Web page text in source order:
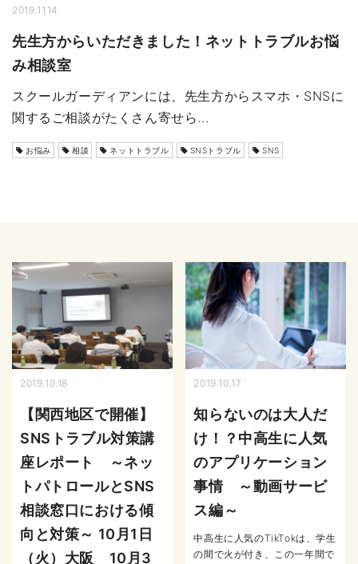
2019.11.14
先生方からいただきました！ネットトラブルお悩
み相談室
スクールガーディアンには、先生方からスマホ・SNSに
関するご相談がたくさん寄せら...
お悩み 相談 ネットトラブル SNSトラブル SNS
2019.10.18
【関西地区で開催】
SNSトラブル対策講
座レポート ～ネッ
トパトロールとSNS
相談窓口における傾
向と対策～ 10月1日
（火）大阪 10月3
2019.10.17
知らないのは大人だ
け！？中高生に人気
のアプリケーション
事情 ～動画サービ
ス編～
中高生に人気のTikTokは、学生
の間で火が付き、この一年間で